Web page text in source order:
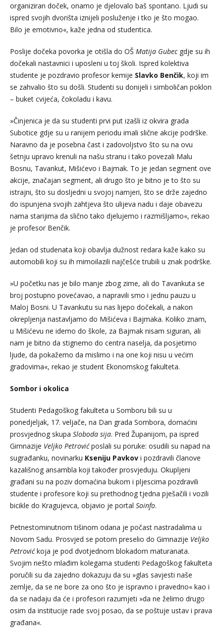
organiziran doček, onamo je djelovalo baš spontano. Ljudi su
ispred svojih dvorišta iznijeli posluženje i tko je što mogao.
Bilo je emotivno«, kaže jedna od studentica.
Poslije dočeka povorka je otišla do OŠ Matija Gubecgdje su ih
dočekali nastavnici i uposleni u toj školi. Ispred kolektiva
studente je pozdravio profesor kemije Slavko Benčik, koji im
se zahvalio što su došli. Studenti su donijeli i simboličan poklon
– buket cvijeća, čokoladu i kavu.
»Činjenica je da su studenti prvi put izašli iz okvira grada
Subotice gdje su u ranijem periodu imali slične akcije podrške.
Naravno da je posebna čast i zadovoljstvo što su na ovu
šetnju upravo krenuli na našu stranu i tako povezali Malu
Bosnu, Tavankut, Mišićevo i Bajmak. To je jedan segment ove
akcije, značajan segment, ali drugo što je bitno je to što su
istrajni, što su dosljedni u svojoj namjeri, što se drže zajedno
do ispunjena svojih zahtjeva što ulijeva nadu i daje obavezu
nama starijima da slično tako djelujemo i razmišljamo«, rekao
je profesor Benčik.
Jedan od studenata koji obavlja dužnost redara kaže kako su
automobili koji su ih mimoilazili najčešće trubili u znak podrške.
»U početku nas je bilo manje zbog zime, ali do Tavankuta se
broj postupno povećavao, a napravili smo i jednu pauzu u
Maloj Bosni. U Tavankutu su nas lijepo dočekali, a nakon
okrepljenja nastavljamo do Mišićeva i Bajmaka. Koliko znam,
u Mišićevu ne idemo do škole, za Bajmak nisam siguran, ali
nam je bitno da stignemo do centra naselja, da posjetimo
ljude, da pokažemo da mislimo i na one koji nisu u većim
gradovima«, rekao je student Ekonomskog fakulteta.
Sombor i okolica
Studenti Pedagoškog fakulteta u Somboru bili su u
ponedjeljak, 17. veljače, na Dan grada Sombora, domaćini
prosvjednog skupa Sloboda sija. Pred Županijom, pa ispred
Gimnazije Veljko Petrovićposlali su poruke: osudili su napad na
sugrađanku, novinarku Kseniju Pavkov i pozdravili članove
kazališnog ansambla koji također prosvjeduju. Okupljeni
građani su na poziv domaćina bukom i pljescima pozdravili
studente i profesore koji su prethodnog tjedna pješačili i vozili
bicikle do Kragujevca, objavio je portal Soinfo.
Petnestominutnom tišinom odana je počast nastradalima u
Novom Sadu. Prosvjed se potom preselio do Gimnazije Veljko
Petrovićkoja je pod dvotjednom blokadom maturanata.
Svojim nešto mlađim kolegama studenti Pedagoškog fakulteta
poručili su da zajedno dokazuju da su »glas savjesti naše
zemlje, da se ne bore za ono što je ispravno i pravedno« kao i
da se nadaju da će i profesori razumjeti »da ne želimo drugo
osim da institucije rade svoj posao, da se poštuje ustav i prava
građana«.